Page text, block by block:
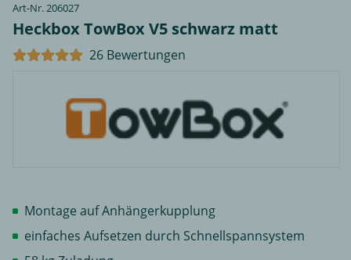
Art-Nr. 206027
Heckbox TowBox V5 schwarz matt
26 Bewertungen
Montage auf Anhängerkupplung
einfaches Aufsetzen durch Schnellspannsystem